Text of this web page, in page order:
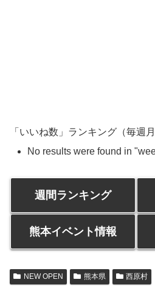
「いいね数」ランキング（毎週
No results were found in
週間ランキング
熊本イベント情報
NEW OPEN 熊本県 西原村